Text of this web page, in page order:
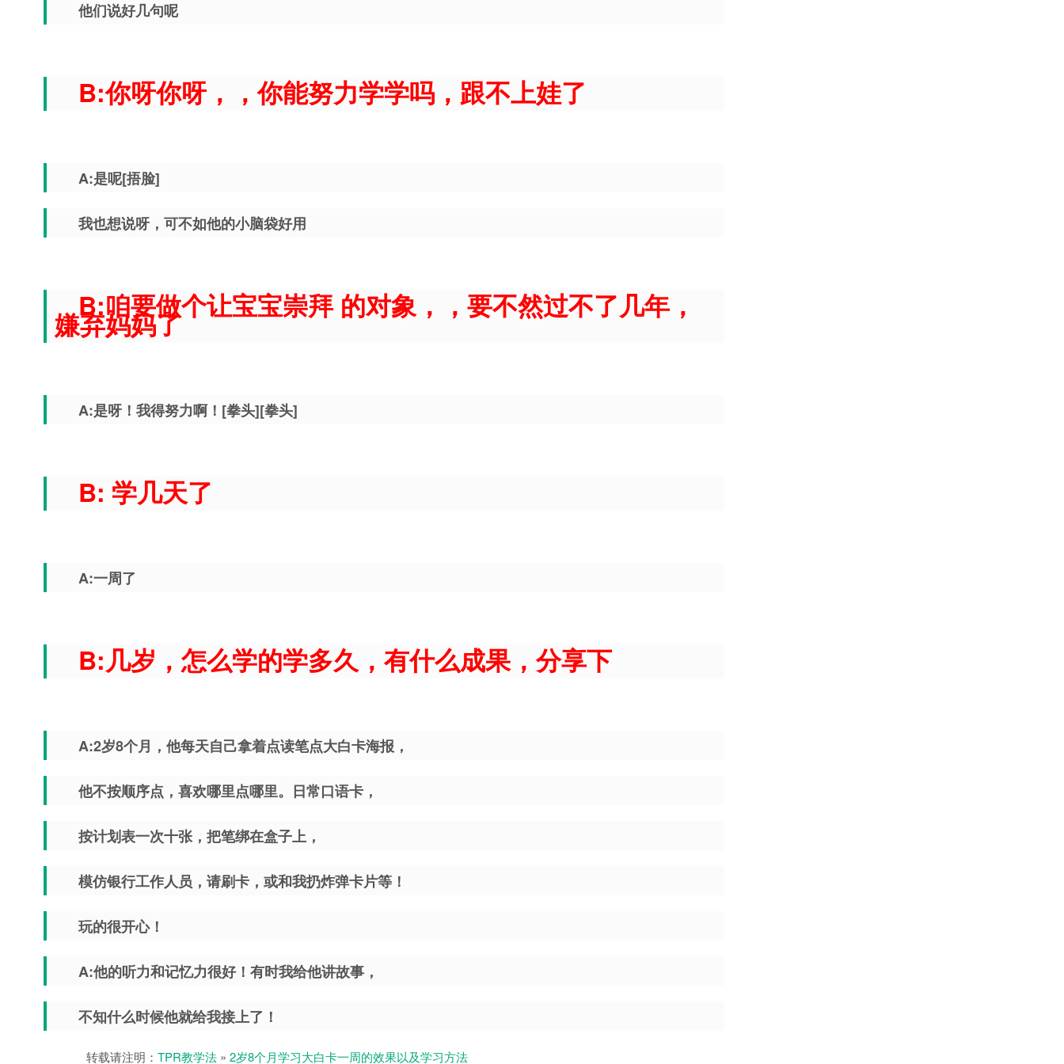
他们说好几句呢
B:你呀你呀，，你能努力学学吗，跟不上娃了
A:是呢[捂脸]
我也想说呀，可不如他的小脑袋好用
B:咱要做个让宝宝崇拜 的对象，，要不然过不了几年，
嫌弃妈妈了
A:是呀！我得努力啊！[拳头][拳头]
B: 学几天了
A:一周了
B:几岁，怎么学的学多久，有什么成果，分享下
A:2岁8个月，他每天自己拿着点读笔点大白卡海报，
他不按顺序点，喜欢哪里点哪里。日常口语卡，
按计划表一次十张，把笔绑在盒子上，
模仿银行工作人员，请刷卡，或和我扔炸弹卡片等！
玩的很开心！
A:他的听力和记忆力很好！有时我给他讲故事，
不知什么时候他就给我接上了！
转载请注明： TPR教学法 » 2岁8个月学习大白卡一周的效果以及学习方法